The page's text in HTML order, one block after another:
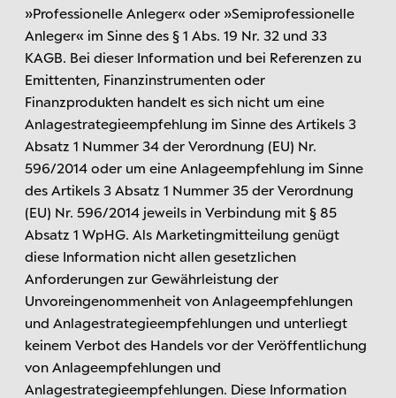
»Professionelle Anleger« oder »Semiprofessionelle
Anleger« im Sinne des § 1 Abs. 19 Nr. 32 und 33
KAGB. Bei dieser Information und bei Referenzen zu
Emittenten, Finanzinstrumenten oder
Finanzprodukten handelt es sich nicht um eine
Anlagestrategieempfehlung im Sinne des Artikels 3
Absatz 1 Nummer 34 der Verordnung (EU) Nr.
596/2014 oder um eine Anlageempfehlung im Sinne
des Artikels 3 Absatz 1 Nummer 35 der Verordnung
(EU) Nr. 596/2014 jeweils in Verbindung mit § 85
Absatz 1 WpHG. Als Marketingmitteilung genügt
diese Information nicht allen gesetzlichen
Anforderungen zur Gewährleistung der
Unvoreingenommenheit von Anlageempfehlungen
und Anlagestrategieempfehlungen und unterliegt
keinem Verbot des Handels vor der Veröffentlichung
von Anlageempfehlungen und
Anlagestrategieempfehlungen. Diese Information